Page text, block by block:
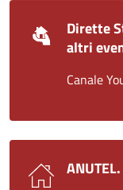
Dirette
altri
Canale